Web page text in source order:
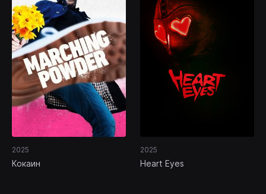
2025
Кокаин
2025
Heart Eyes